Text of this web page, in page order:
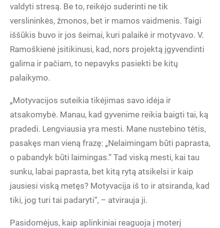
valdyti stresą. Be to, reikėjo suderinti ne tik
verslininkės, žmonos, bet ir mamos vaidmenis. Taigi
iššūkis buvo ir jos šeimai, kuri palaikė ir motyvavo. V.
Ramoškienė įsitikinusi, kad, nors projektą įgyvendinti
galima ir pačiam, to nepavyks pasiekti be kitų
palaikymo.
„Motyvacijos suteikia tikėjimas savo idėja ir
atsakomybė. Manau, kad gyvenime reikia baigti tai, ką
pradedi. Lengviausia yra mesti. Mane nustebino tėtis,
pasakęs man vieną frazę: „Nelaimingam būti paprasta,
o pabandyk būti laimingas.“ Tad viską mesti, kai tau
sunku, labai paprasta, bet kitą rytą atsikelsi ir kaip
jausiesi viską metęs? Motyvacija iš to ir atsiranda, kad
tiki, jog turi tai padaryti“, – atvirauja ji.
Pasidomėjus, kaip aplinkiniai reaguoja į moterį